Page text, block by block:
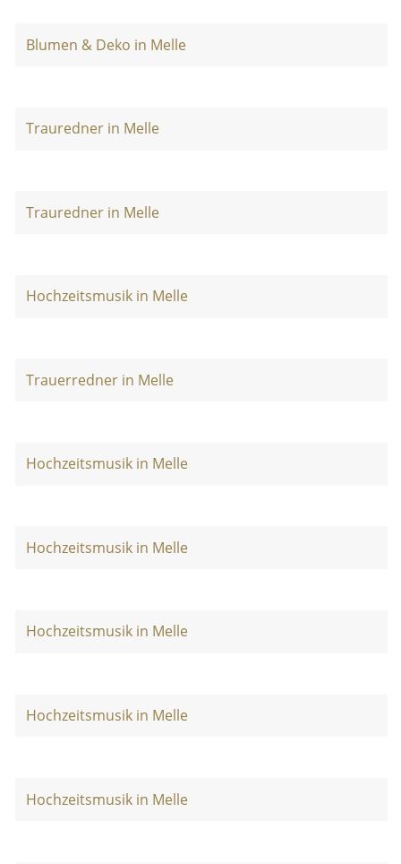
Blumen & Deko in Melle
Trauredner in Melle
Trauredner in Melle
Hochzeitsmusik in Melle
Trauerredner in Melle
Hochzeitsmusik in Melle
Hochzeitsmusik in Melle
Hochzeitsmusik in Melle
Hochzeitsmusik in Melle
Hochzeitsmusik in Melle